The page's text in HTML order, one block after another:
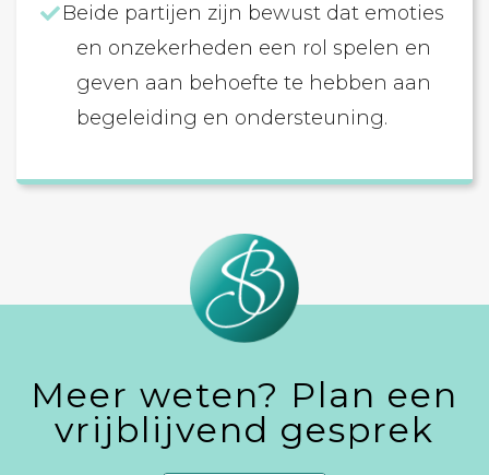
Beide partijen zijn bewust dat emoties
en onzekerheden een rol spelen en
geven aan behoefte te hebben aan
begeleiding en ondersteuning.
Meer weten? Plan een
vrijblijvend gesprek